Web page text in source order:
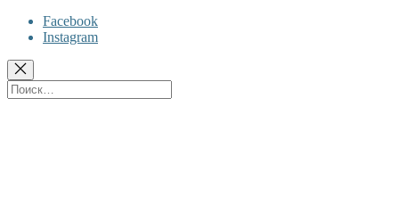
Facebook
Instagram
Поиск